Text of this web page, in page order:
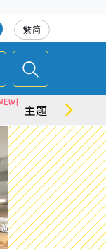
繁简
主題特集